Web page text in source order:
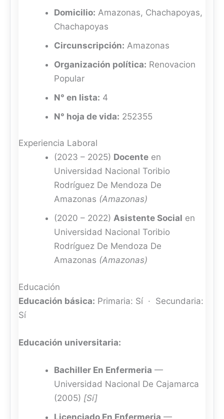
Domicilio: Amazonas, Chachapoyas,
Chachapoyas
Circunscripción: Amazonas
Organización política: Renovacion
Popular
N° en lista: 4
N° hoja de vida: 252355
Experiencia Laboral
(2023 – 2025) Docente en
Universidad Nacional Toribio
Rodríguez De Mendoza De
Amazonas (Amazonas)
(2020 – 2022) Asistente Social en
Universidad Nacional Toribio
Rodríguez De Mendoza De
Amazonas (Amazonas)
Educación
Educación básica: Primaria: Sí · Secundaria:
Sí
Educación universitaria:
Bachiller En Enfermeria —
Universidad Nacional De Cajamarca
(2005) [Sí]